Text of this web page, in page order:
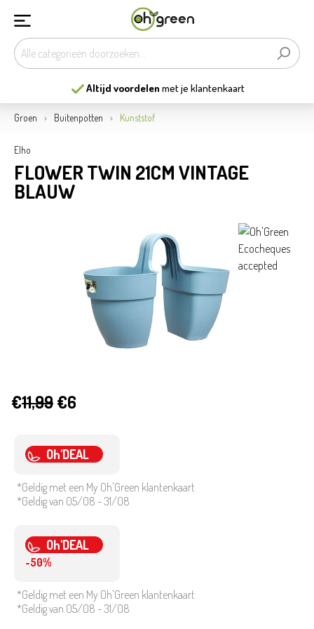
Altijd voordelen met je klantenkaart
Groen Buitenpotten Kunststof
Elho
FLOWER TWIN 21CM VINTAGE
BLAUW
€11,99€6
Oh'DEAL
*Geldig met een My Oh'Green klantenkaart
*Geldig van 05/08 - 31/08
Oh'DEAL
-50%
*Geldig met een My Oh'Green klantenkaart
*Geldig van 05/08 - 31/08